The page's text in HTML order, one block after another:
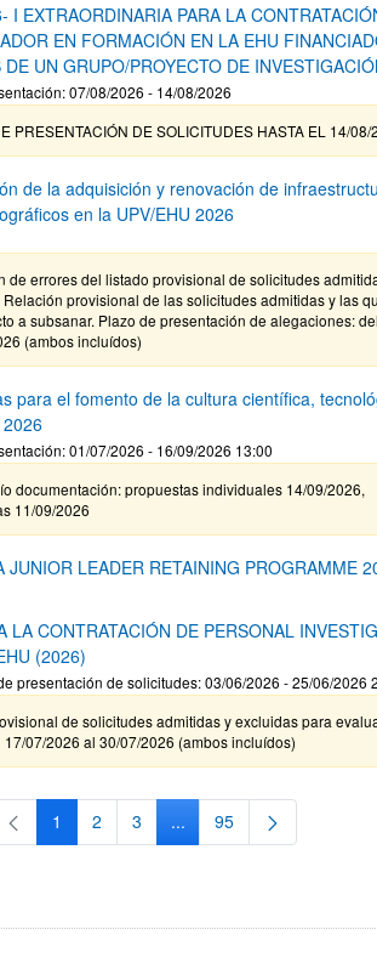
I EXTRAORDINARIA PARA LA
EN FORMACIÓN EN LA EHU
UN GRUPO/PROYECTO DE
07/08/2026 - 14/08/2026
PRESENTACIÓN DE SOLICITUDES HASTA EL 14/08/
de la adquisición y renovación de
en la UPV/EHU 2026
de errores del listado provisional de solicitudes
provisional de las solicitudes admitidas y las
a subsanar. Plazo de presentación de alegaciones: del
(ambos incluídos)
para el fomento de la cultura científica,
01/07/2026 - 16/09/2026 13:00
documentación: propuestas individuales 14/09/2026,
11/09/2026
JUNIOR LEADER RETAINING PROGRAMME
LA CONTRATACIÓN DE PERSONAL
(2026)
presentación de solicitudes: 03/06/2026 - 25/06/2026
de solicitudes admitidas y excluidas para
07/2026 al 30/07/2026 (ambos incluídos)
Página
1 Página
2 Página
3 ...Páginas intermedias Use
Página
95